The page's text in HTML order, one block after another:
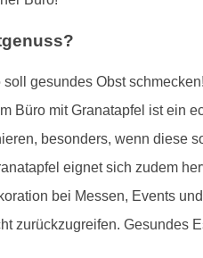
gesundes Obst
Büro mit Granatapfel ist ein
besonders, wenn diese
eignet sich zudem
bei Messen, Events
zurückzugreifen. Gesundes